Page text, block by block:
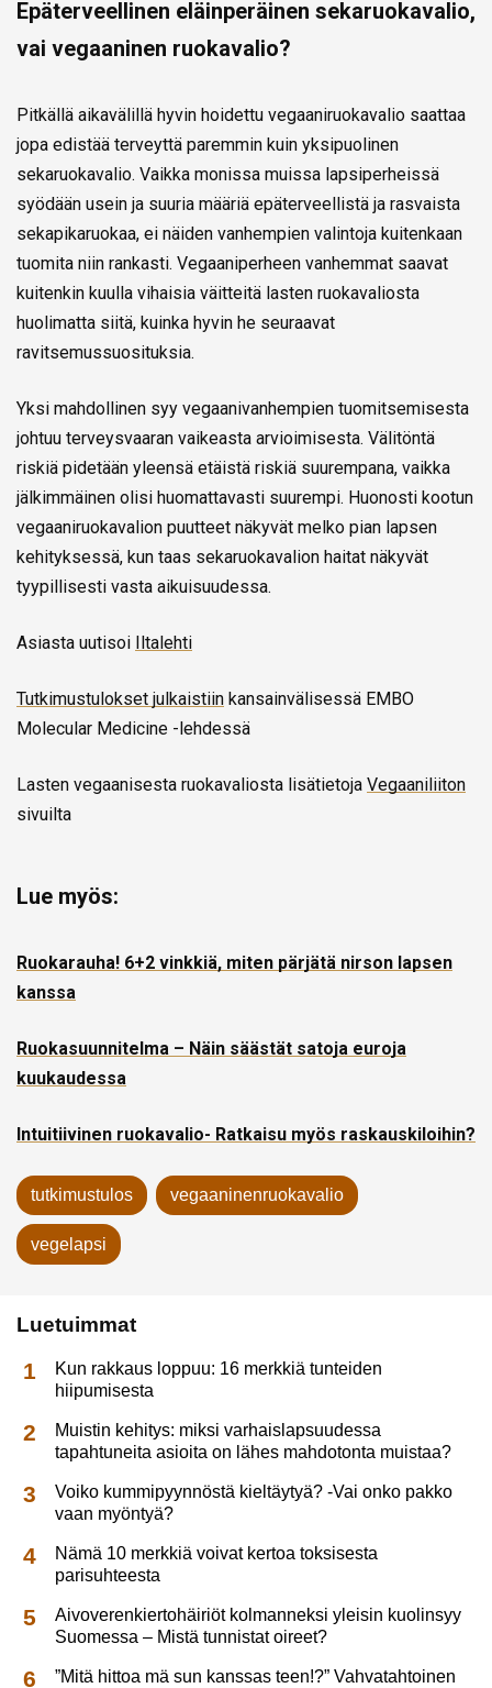
Epäterveellinen eläinperäinen sekaruokavalio,
vai vegaaninen ruokavalio?
Pitkällä aikavälillä hyvin hoidettu vegaaniruokavalio saattaa
jopa edistää terveyttä paremmin kuin yksipuolinen
sekaruokavalio. Vaikka monissa muissa lapsiperheissä
syödään usein ja suuria määriä epäterveellistä ja rasvaista
sekapikaruokaa, ei näiden vanhempien valintoja kuitenkaan
tuomita niin rankasti. Vegaaniperheen vanhemmat saavat
kuitenkin kuulla vihaisia väitteitä lasten ruokavaliosta
huolimatta siitä, kuinka hyvin he seuraavat
ravitsemussuosituksia.
Yksi mahdollinen syy vegaanivanhempien tuomitsemisesta
johtuu terveysvaaran vaikeasta arvioimisesta. Välitöntä
riskiä pidetään yleensä etäistä riskiä suurempana, vaikka
jälkimmäinen olisi huomattavasti suurempi. Huonosti kootun
vegaaniruokavalion puutteet näkyvät melko pian lapsen
kehityksessä, kun taas sekaruokavalion haitat näkyvät
tyypillisesti vasta aikuisuudessa.
Asiasta uutisoi Iltalehti
Tutkimustulokset julkaistiin kansainvälisessä EMBO
Molecular Medicine -lehdessä
Lasten vegaanisesta ruokavaliosta lisätietoja Vegaaniliiton
sivuilta
Lue myös:
Ruokarauha! 6+2 vinkkiä, miten pärjätä nirson lapsen
kanssa
Ruokasuunnitelma – Näin säästät satoja euroja
kuukaudessa
Intuitiivinen ruokavalio- Ratkaisu myös raskauskiloihin?
tutkimustulos vegaaninenruokavalio
vegelapsi
Luetuimmat
Kun rakkaus loppuu: 16 merkkiä tunteiden
hiipumisesta
Muistin kehitys: miksi varhaislapsuudessa
tapahtuneita asioita on lähes mahdotonta muistaa?
Voiko kummipyynnöstä kieltäytyä? -Vai onko pakko
vaan myöntyä?
Nämä 10 merkkiä voivat kertoa toksisesta
parisuhteesta
Aivoverenkiertohäiriöt kolmanneksi yleisin kuolinsyy
Suomessa – Mistä tunnistat oireet?
”Mitä hittoa mä sun kanssas teen!?” Vahvatahtoinen